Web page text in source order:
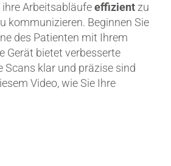
Arbeitsabläufeeffizient zu
kommunizieren. Beginnen Sie
des Patienten mit Ihrem
Gerät bietet verbesserte
Scans klar und präzise sind
Video, wie Sie Ihre